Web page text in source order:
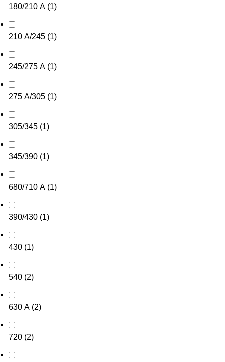
180/210 А (1)
210 А/245 (1)
245/275 А (1)
275 А/305 (1)
305/345 (1)
345/390 (1)
680/710 А (1)
390/430 (1)
430 (1)
540 (2)
630 А (2)
720 (2)